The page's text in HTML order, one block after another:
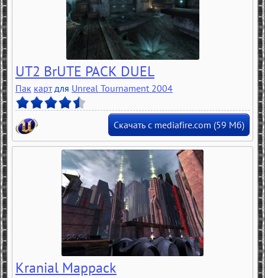
UT2 BrUTE PACK DUEL
Пак картдля Unreal Tournament 2004
Скачать с mediafire.com (59 Мб)
Kranial Mappack